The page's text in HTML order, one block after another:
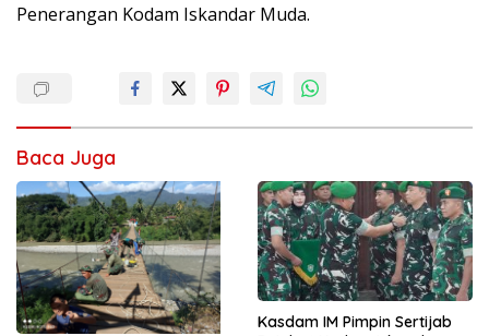
Penerangan Kodam Iskandar Muda.
Baca Juga
Kasdam IM Pimpin Sertijab